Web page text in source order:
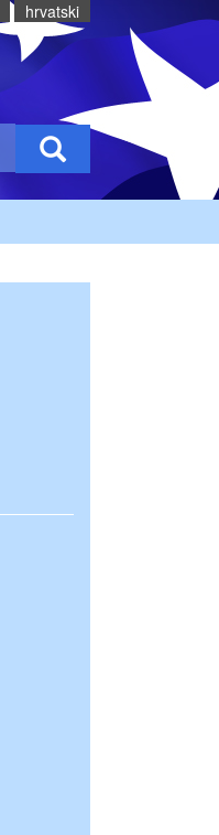
hrvatski